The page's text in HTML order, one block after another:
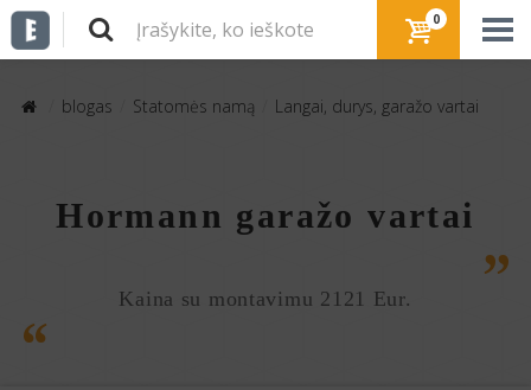
0
blogas Statomės namą Langai, durys, garažo vartai
Hormann garažo vartai
Kaina su montavimu 2121 Eur.